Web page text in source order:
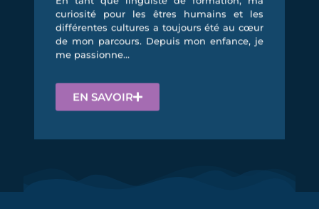
curiosité pour les êtres humains et les
différentes cultures a toujours été au cœur
de mon parcours. Depuis mon enfance, je
me passionne…
EN SAVOIR